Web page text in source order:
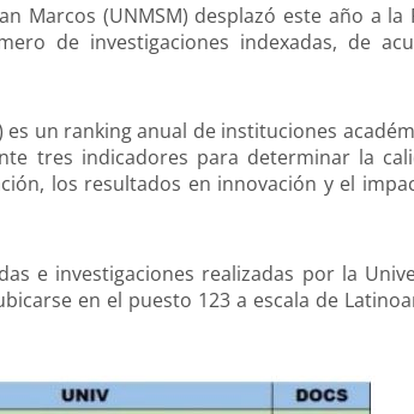
Marcos (UNMSM) desplazó este año a
de investigaciones indexadas, de
es un ranking anual de instituciones
tres indicadores para determinar la
los resultados en innovación y el
e investigaciones realizadas por la
en el puesto 123 a escala de